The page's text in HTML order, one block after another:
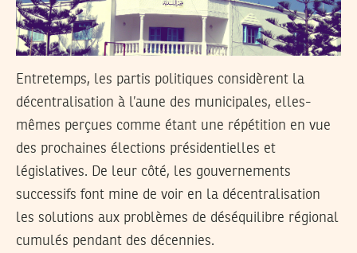
Entretemps, les partis politiques considèrent la
décentralisation à l’aune des municipales, elles-
mêmes perçues comme étant une répétition en vue
des prochaines élections présidentielles et
législatives. De leur côté, les gouvernements
successifs font mine de voir en la décentralisation
les solutions aux problèmes de déséquilibre régional
cumulés pendant des décennies.